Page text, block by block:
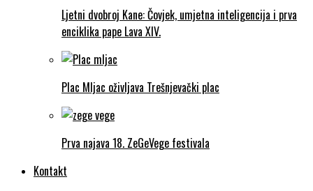
Ljetni dvobroj Kane: Čovjek, umjetna inteligencija i prva
enciklika pape Lava XIV.
Plac Mljac oživljava Trešnjevački plac
Prva najava 18. ZeGeVege festivala
Kontakt